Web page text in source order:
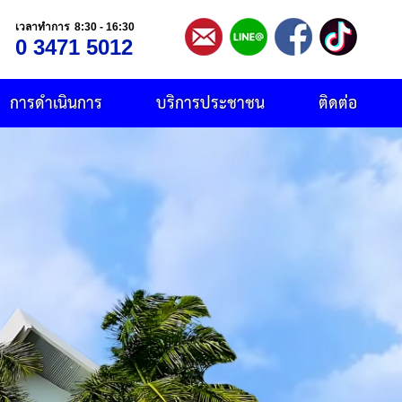
เวลาทำการ 8:30 - 16:30
0 3471 5012
ติดต่อ
บริการประชาชน
การดำเนินการ